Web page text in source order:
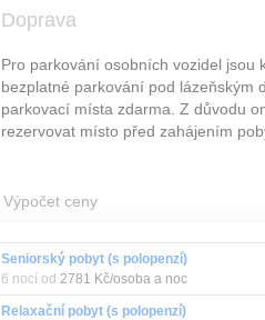
Doprava
Pro parkování osobních vozidel jsou
bezplatné parkování pod lázeňským
parkovací místa zdarma. Z důvodu
rezervovat místo před zahájením
Výpočet ceny
Seniorský pobyt (s polopenzí)
6 nocí od 2781 Kč/osoba a noc
Relaxační pobyt (s polopenzí)